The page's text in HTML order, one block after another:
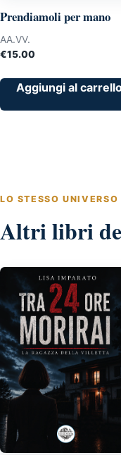
Prendiamoli per mano
AA.VV.
€15.00
Aggiungi al
LO STESSO
Altri libri